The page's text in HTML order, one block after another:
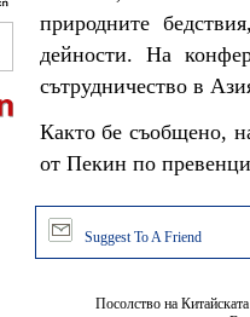
природните
дейности. На
сътрудничество в
Както бе съобщено,
от Пекин по
Suggest To A Friend
Посолство на